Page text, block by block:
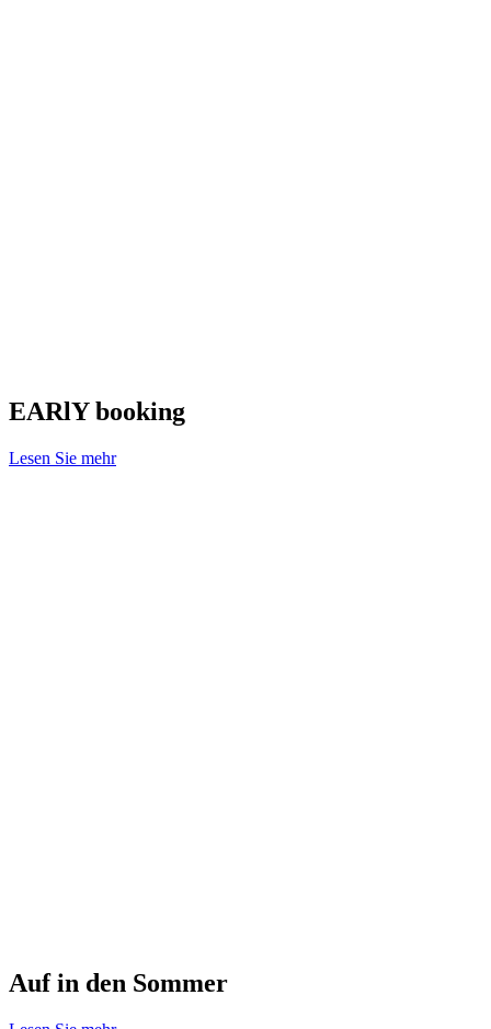
EARlY booking
Lesen Sie mehr
Auf in den Sommer